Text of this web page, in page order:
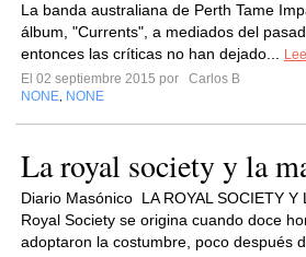
La banda australiana de Perth Tame
álbum, "Currents", a mediados del
entonces las críticas no han dejado...
El 02 septiembre 2015 por
Carlos B
NONE NONE
La royal society y la
Diario Masónico LA ROYAL SOCIETY
Royal Society se origina cuando doce
adoptaron la costumbre, poco después